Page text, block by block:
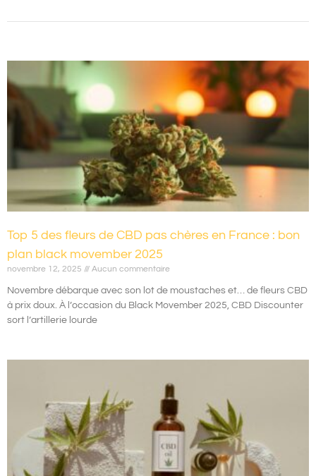
Top 5 des fleurs de CBD pas chères en France : bon
plan black movember 2025
novembre 12, 2025 Aucun commentaire
Novembre débarque avec son lot de moustaches et… de fleurs CBD
à prix doux. À l’occasion du Black Movember 2025, CBD Discounter
sort l’artillerie lourde